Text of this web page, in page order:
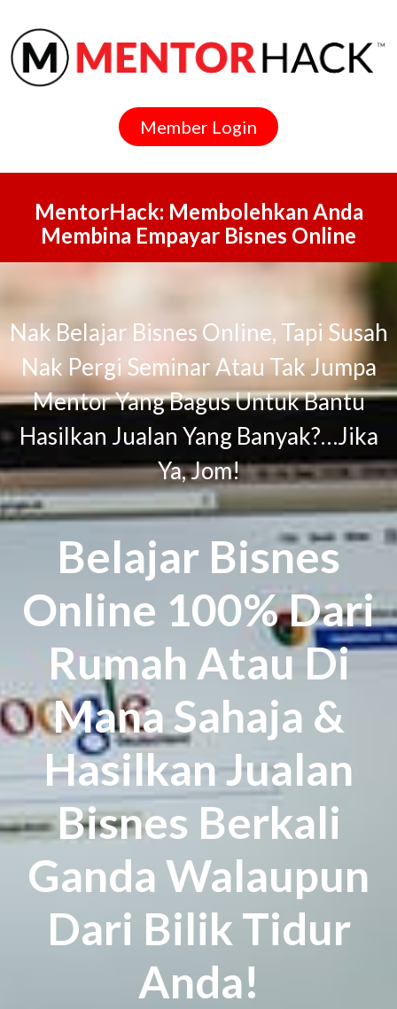
Member Login
MentorHack: Membolehkan Anda
Membina Empayar Bisnes Online
Nak Belajar Bisnes Online, Tapi Susah
Nak Pergi Seminar Atau Tak Jumpa
Mentor Yang Bagus Untuk Bantu
Hasilkan Jualan Yang Banyak?…Jika
Ya, Jom!
Belajar Bisnes
Online 100% Dari
Rumah Atau Di
Mana Sahaja &
Hasilkan Jualan
Bisnes Berkali
Ganda Walaupun
Dari Bilik Tidur
Anda!